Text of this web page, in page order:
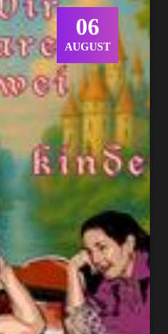
06
AUGUST